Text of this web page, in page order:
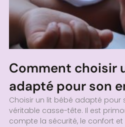
Comment choisir
adapté pour son
Choisir un lit bébé adapté pour
véritable casse-tête. Il est
compte la sécurité, le confort et